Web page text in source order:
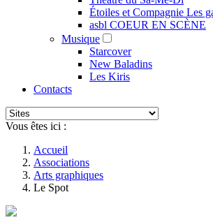
Étoiles et Compagnie Les
asbl COEUR EN SCÈNE
Musique
Starcover
New Baladins
Les Kiris
Contacts
Vous êtes ici :
Accueil
Associations
Arts graphiques
Le Spot